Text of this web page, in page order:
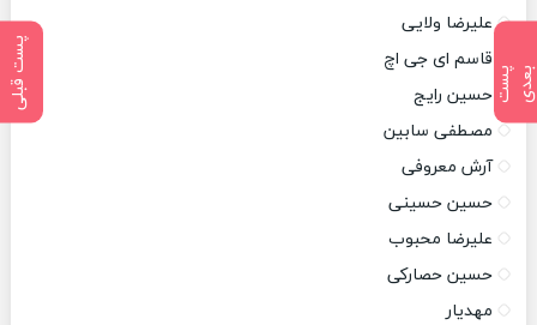
پ
س
ت
ب
ع
د ی پست قبلی
علیرضا ولایی
قاسم ای جی اچ
حسین رایج
مصطفی سابین
آرش معروفی
حسین حسینی
علیرضا محبوب
حسین حصارکی
مهدیار